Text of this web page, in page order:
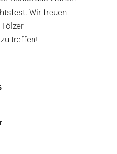
Wir freuen
treffen!